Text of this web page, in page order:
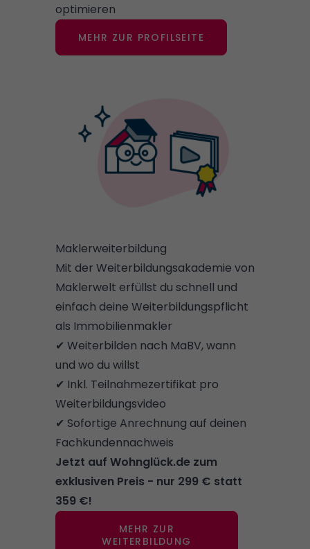
optimieren
MEHR ZUR PROFILSEITE
Maklerweiterbildung
Mit der Weiterbildungsakademie von
Maklerwelt erfüllst du schnell und
einfach deine Weiterbildungspflicht
als Immobilienmakler
✔ Weiterbilden nach MaBV, wann
und wo du willst
✔ Inkl. Teilnahmezertifikat pro
Weiterbildungsvideo
✔ Sofortige Anrechnung auf deinen
Fachkundennachweis
Jetzt auf Wohnglück.de zum
exklusiven Preis - nur 299 € statt
359 €!
MEHR ZUR
WEITERBILDUNG